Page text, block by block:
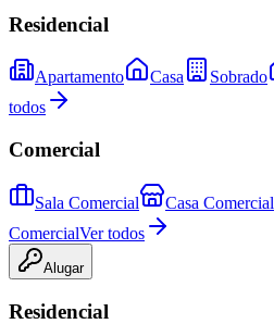
Residencial
Apartamento Casa Sobrado
todos
Comercial
Sala Comercial Casa Comercial
ComercialVer todos
Alugar
Residencial